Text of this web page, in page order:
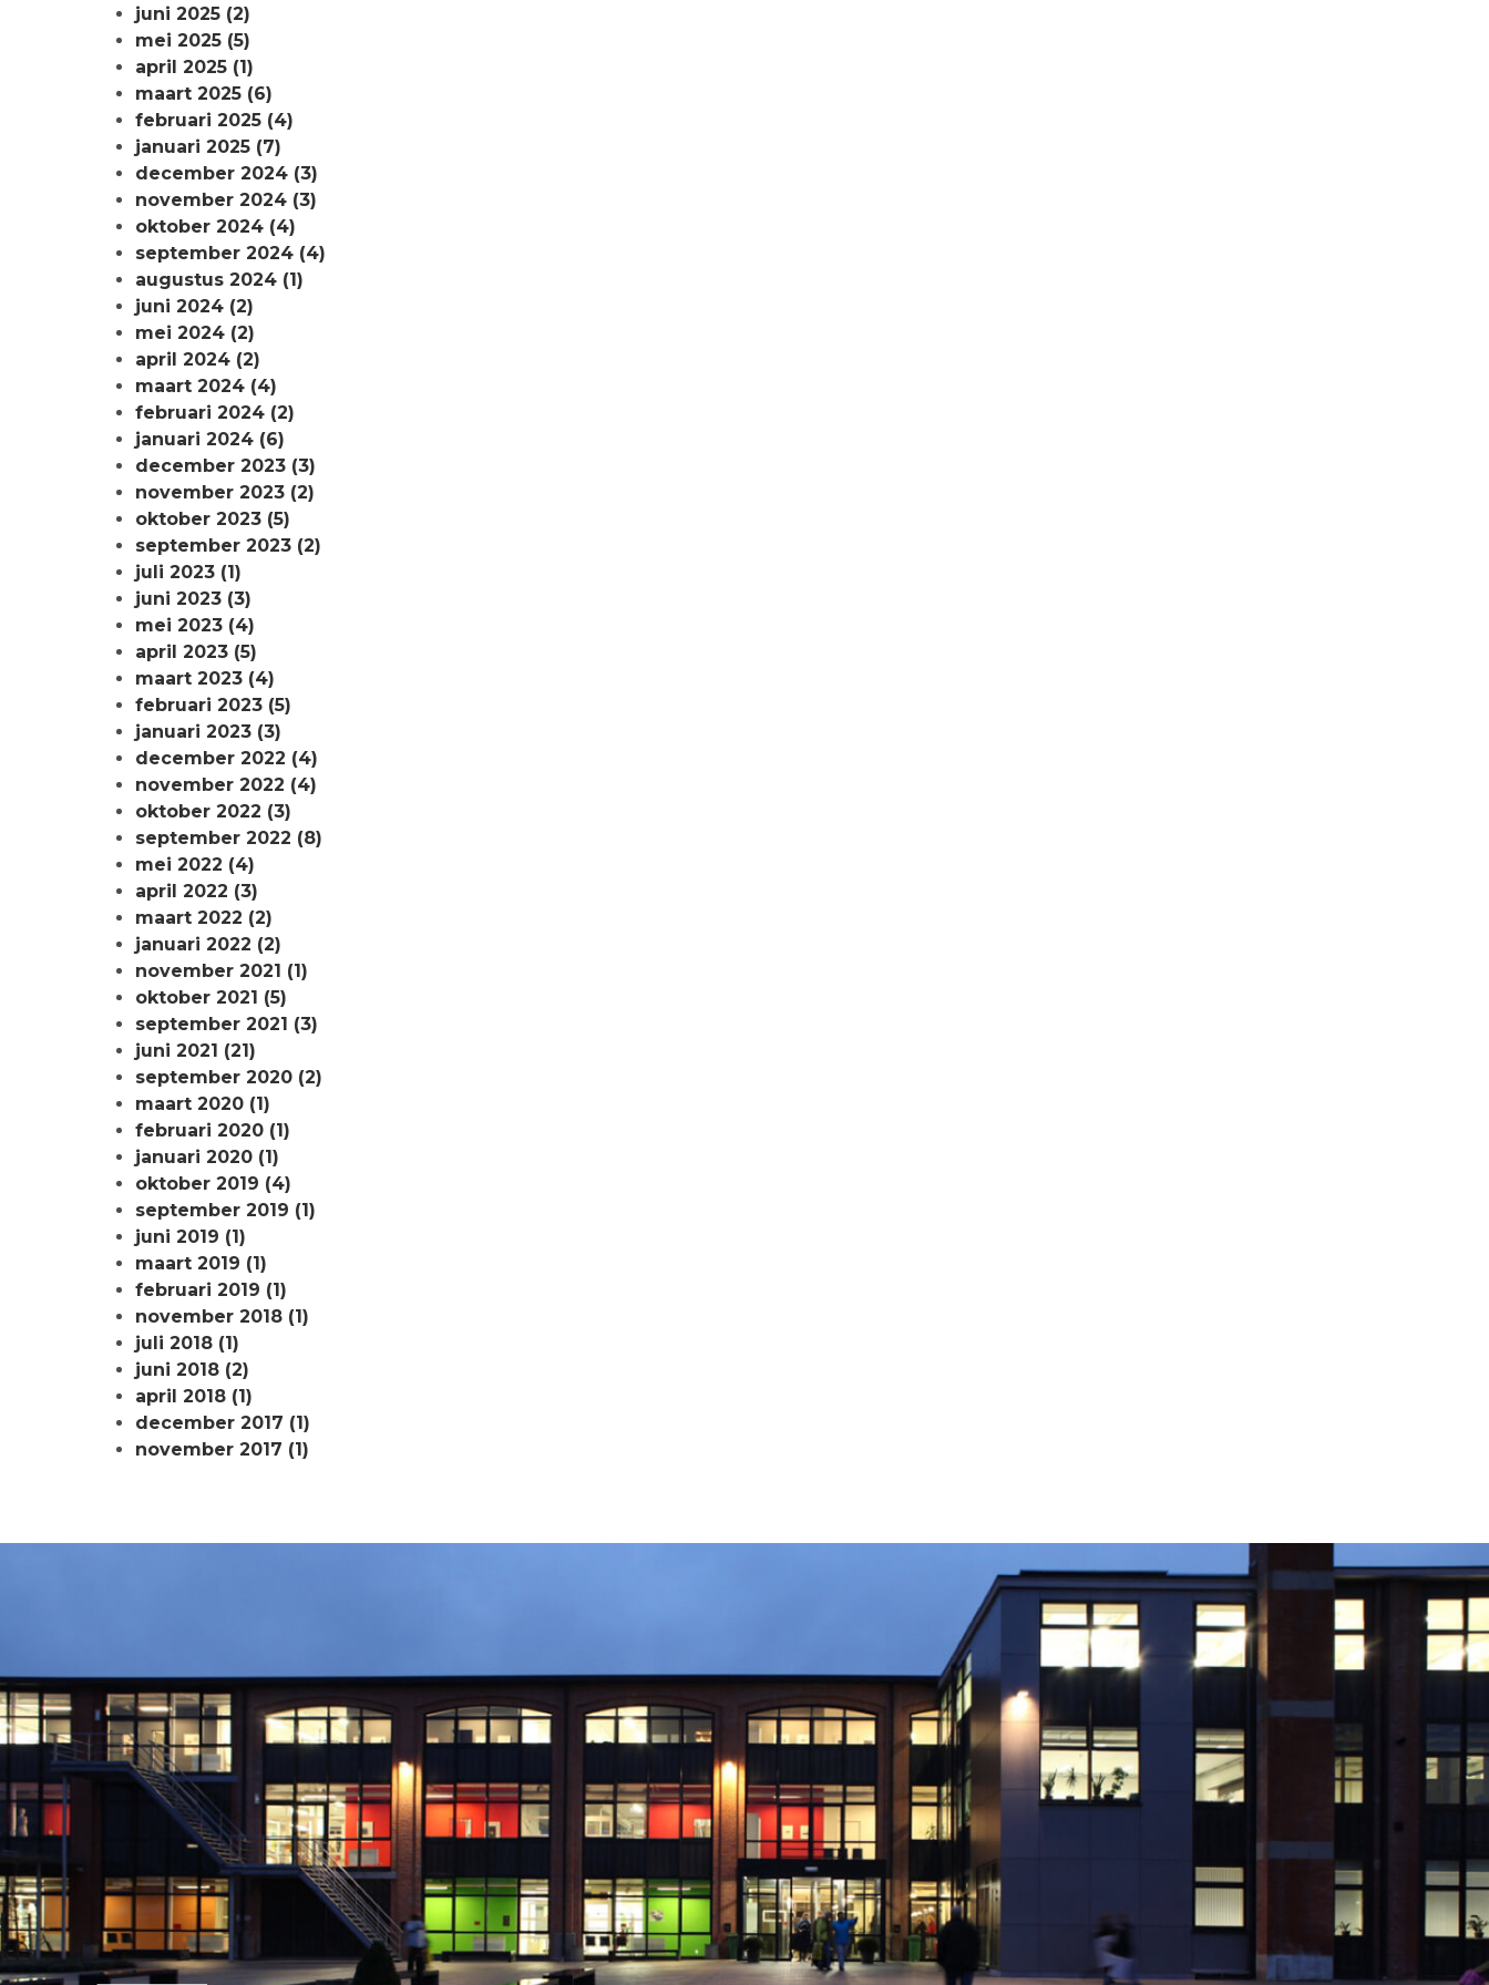
juni 2025 (2)
mei 2025 (5)
april 2025 (1)
maart 2025 (6)
februari 2025 (4)
januari 2025 (7)
december 2024 (3)
november 2024 (3)
oktober 2024 (4)
september 2024 (4)
augustus 2024 (1)
juni 2024 (2)
mei 2024 (2)
april 2024 (2)
maart 2024 (4)
februari 2024 (2)
januari 2024 (6)
december 2023 (3)
november 2023 (2)
oktober 2023 (5)
september 2023 (2)
juli 2023 (1)
juni 2023 (3)
mei 2023 (4)
april 2023 (5)
maart 2023 (4)
februari 2023 (5)
januari 2023 (3)
december 2022 (4)
november 2022 (4)
oktober 2022 (3)
september 2022 (8)
mei 2022 (4)
april 2022 (3)
maart 2022 (2)
januari 2022 (2)
november 2021 (1)
oktober 2021 (5)
september 2021 (3)
juni 2021 (21)
september 2020 (2)
maart 2020 (1)
februari 2020 (1)
januari 2020 (1)
oktober 2019 (4)
september 2019 (1)
juni 2019 (1)
maart 2019 (1)
februari 2019 (1)
november 2018 (1)
juli 2018 (1)
juni 2018 (2)
april 2018 (1)
december 2017 (1)
november 2017 (1)